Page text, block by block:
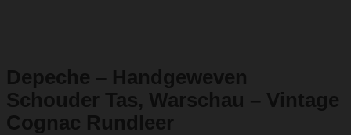
Depeche – Handgeweven
Schouder Tas, Warschau – Vintage
Cognac Rundleer